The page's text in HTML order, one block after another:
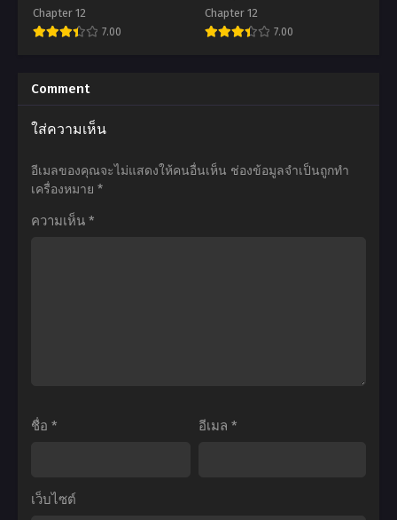
ปริศนา
โรงเรียน
มนต์
ภาค1
ตอน
26
ไทย
ปริศนา
โรงเรียน
ภาค
หลัง
Oidasareta node Season 2
ผมโดนกลุ่มผู้กล้าขับไสเลยต้อง
ไปสโลว์ไลฟ์ที่ชายแดน ภาค
Chapter 12
7.00
นิ
เมะ
Shin
Nakama
Nai
Season
โดน
ตอนที่1-12 ซับไทย
Chapter 12
7.00
เมะ
Majutsu
Comment
ใส่ความเห็น
อีเมลของคุณจะไม่แสดงให้คนอื่นเห็น ช่องข้อมูลจำเป็นถูกทำ
เครื่องหมาย *
ความเห็น *
ชื่อ * อีเมล *
เว็บไซต์